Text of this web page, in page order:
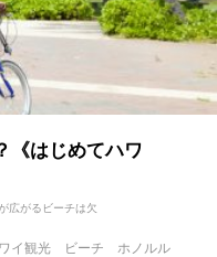
《はじめてハワ
広がるビーチは欠
イ観光 ビーチ
ホノルル